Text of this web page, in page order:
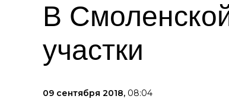
В
участки
09 сентября 2018, 08:04